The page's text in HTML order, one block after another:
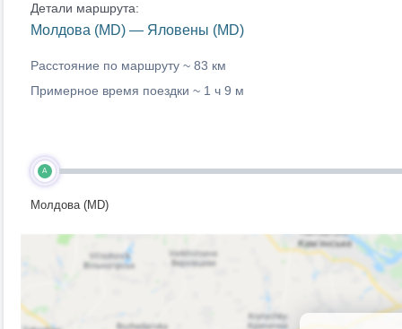
Детали маршрута:
Молдова (MD) — Яловены (MD)
Расстояние по маршруту ~ 83 км
Примерное время поездки ~ 1 ч 9 м
A
Молдова (MD)